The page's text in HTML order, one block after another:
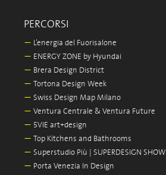
PERCORSI
— L’energia del Fuorisalone
— ENERGY ZONE by Hyundai
— Brera Design District
— Tortona Design Week
— Swiss Design Map Milano
— Ventura Centrale & Ventura Future
— 5VIE art+design
— Top Kitchens and Bathrooms
— Superstudio Più | SUPERDESIGN SHOW
— Porta Venezia In Design